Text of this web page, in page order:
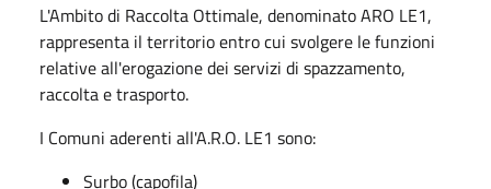
L'Ambito di Raccolta Ottimale, denominato ARO LE1,
rappresenta il territorio entro cui svolgere le funzioni
relative all'erogazione dei servizi di spazzamento,
raccolta e trasporto.
I Comuni aderenti all'A.R.O. LE1 sono:
Surbo (capofila)